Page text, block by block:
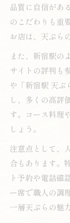
品質に自信があ
のこだわりも重
お店は、天ぷら
また、新宿駅の
サイトの評判も
や「新宿駅 天ぷ
し、多くの高評
す。コース料理
しょう。
注意点として、
合もあります。
ト予約や電話確
ー席で職人の調
一層天ぷらの魅